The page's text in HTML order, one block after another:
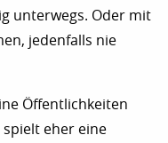
unterwegs. Oder mit
jedenfalls nie
Öffentlichkeiten
spielt eher eine